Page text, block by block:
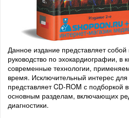
Данное издание представляет собой
руководство по эхокардиографии, в
современные технологии,
время. Исключительный интерес для
представляет CD-ROM с подборкой
основным разделам, включающих
диагностики.